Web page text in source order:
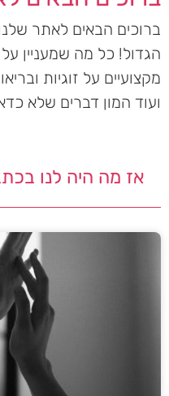
ברוכים הבאים לאתר
הגדול! כל מה שמעניין
מקצועיים על זוגיות
ועוד המון דברים שלא
אז מה היה לנו